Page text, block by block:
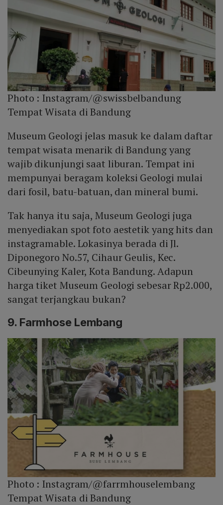
Photo : Instagram/@swissbelbandung
Tempat Wisata di Bandung
Museum Geologi jelas masuk ke dalam daftar
tempat wisata menarik di Bandung yang
wajib dikunjungi saat liburan. Tempat ini
mempunyai beragam koleksi Geologi mulai
dari fosil, batu-batuan, dan mineral bumi.
Tak hanya itu saja, Museum Geologi juga
menyediakan spot foto aestetik yang hits dan
instagramable. Lokasinya berada di Jl.
Diponegoro No.57, Cihaur Geulis, Kec.
Cibeunying Kaler, Kota Bandung. Adapun
harga tiket Museum Geologi sebesar Rp2.000,
sangat terjangkau bukan?
9. Farmhose Lembang
Photo : Instagram/@farrmhouselembang
Tempat Wisata di Bandung